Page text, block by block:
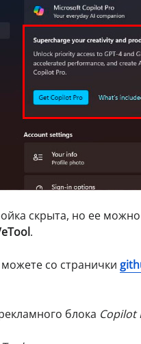
скрыта, но ее
.
со странички
блока Copilot